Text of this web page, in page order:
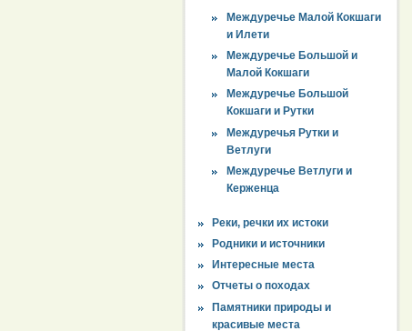
Междуречье Малой Кокшаги
и Илети
Междуречье Большой и
Малой Кокшаги
Междуречье Большой
Кокшаги и Рутки
Междуречья Рутки и
Ветлуги
Междуречье Ветлуги и
Керженца
Реки, речки их истоки
Родники и источники
Интересные места
Отчеты о походах
Памятники природы и
красивые места